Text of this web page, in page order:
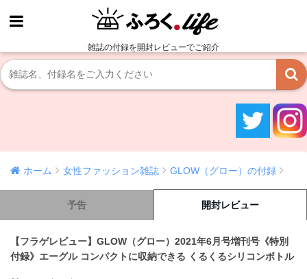
雑誌の付録を開封レビューでご紹介
ホーム 女性ファッション雑誌 GLOW（グロー）の付録
予告 開封レビュー
【フラゲレビュー】GLOW（グロー）2021年6月号増刊号《特別
付録》エーグル コンパクトに収納できる くるくるシリコンボトル